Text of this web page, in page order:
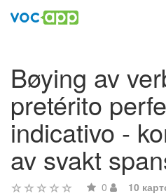
Bøying av
pretérito
indicativo -
av svakt
0 10